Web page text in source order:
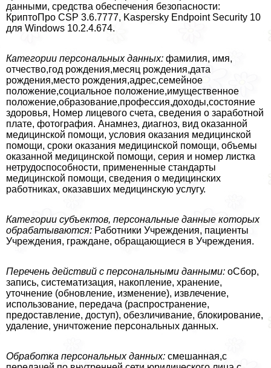
данными, средства обеспечения безопасности:
КриптоПро CSP 3.6.7777, Kaspersky Endpoint Security 10
для Windows 10.2.4.674.
Категории персональных данных: фамилия, имя,
отчество,год рождения,месяц рождения,дата
рождения,место рождения,адрес,семейное
положение,социальное положение,имущественное
положение,образование,профессия,доходы,состояние
здоровья, Номер лицевого счета, сведения о заработной
плате, фотография. Анамнез, диагноз, вид оказанной
медицинской помощи, условия оказания медицинской
помощи, сроки оказания медицинской помощи, объемы
оказанной медицинской помощи, серия и номер листка
нетрудоспособности, примененные стандарты
медицинской помощи, сведения о медицинских
работниках, оказавших медицинскую услугу.
Категории субъектов, персональные данные которых
обpaбатываются: Работники Учреждения, пациенты
Учреждения, граждане, обращающиеся в Учреждения.
Перечень действий с персональными данными: оСбор,
запись, систематизация, накопление, хранение,
уточнение (обновление, изменение), извлечение,
использование, передача (распространение,
предоставление, доступ), обезличивание, блокирование,
удаление, уничтожение персональных данных.
Обработка персональных данных: смешанная,с